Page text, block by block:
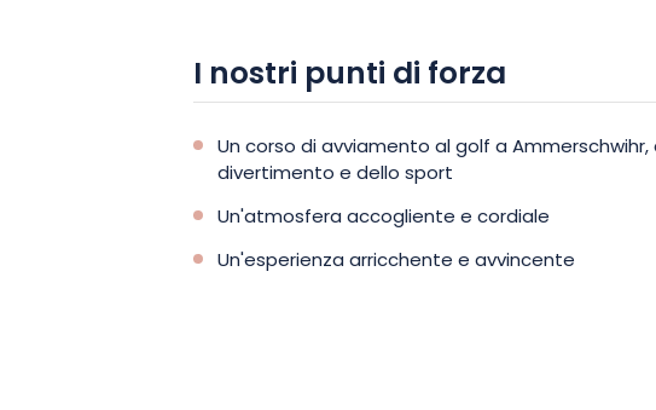
I nostri punti di forza
Un corso di avviamento al golf a Ammerschwihr,
divertimento e dello sport
Un'atmosfera accogliente e cordiale
Un'esperienza arricchente e avvincente